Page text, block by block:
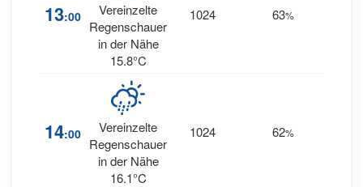
13:00
Vereinzelte
Regenschauer
in der Nähe
15.8°C
1024 63%
14:00
Vereinzelte
Regenschauer
in der Nähe
16.1°C
1024 62%